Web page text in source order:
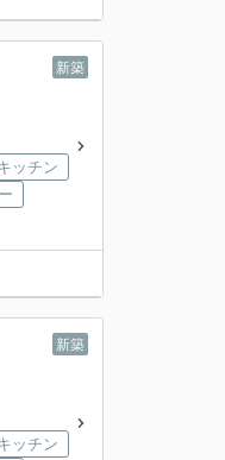
新築
ッチン
新築
ッチン